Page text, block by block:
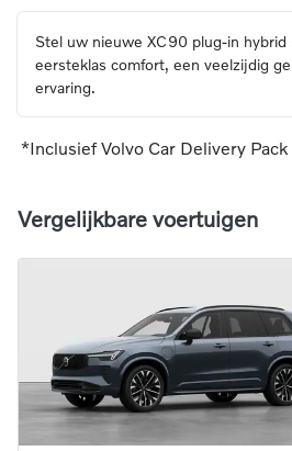
Stel uw nieuwe XC90 plug-in hybrid
eersteklas comfort, een veelzijdig
ervaring.
*Inclusief Volvo Car Delivery Pack
Vergelijkbare voertuigen